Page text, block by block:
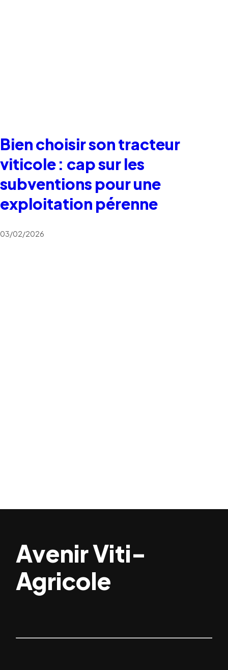
Bien choisir son tracteur
viticole : cap sur les
subventions pour une
exploitation pérenne
03/02/2026
Avenir Viti-
Agricole